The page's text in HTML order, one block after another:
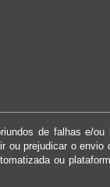
de falhas e/
prejudicar o
ou